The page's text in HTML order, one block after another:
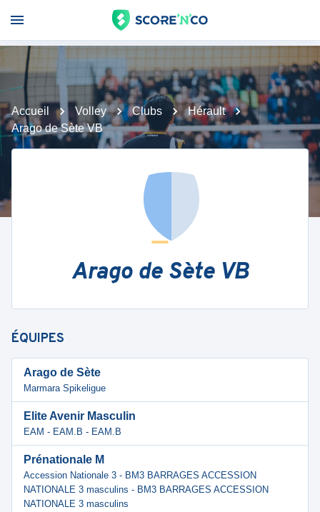
Accueil Volley Clubs
Hérault
Arago de Sète VB
Arago de Sète VB
ÉQUIPES
Arago de Sète
Marmara Spikeligue
Elite Avenir Masculin
EAM - EAM.B - EAM.B
Prénationale M
Accession Nationale 3 - BM3 BARRAGES ACCESSION
NATIONALE 3 masculins - BM3 BARRAGES ACCESSION
NATIONALE 3 masculins